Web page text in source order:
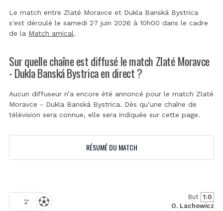
Le match entre Zlaté Moravce et Dukla Banská Bystrica
s'est déroulé le samedi 27 juin 2026 à 10h00 dans le cadre
de la Match amical.
Sur quelle chaîne est diffusé le match Zlaté Moravce
- Dukla Banská Bystrica en direct ?
Aucun diffuseur n’a encore été annoncé pour le match Zlaté
Moravce - Dukla Banská Bystrica. Dès qu’une chaîne de
télévision sera connue, elle sera indiquée sur cette page.
RÉSUMÉ DU MATCH
2'
But 1:0
O. Lachowicz